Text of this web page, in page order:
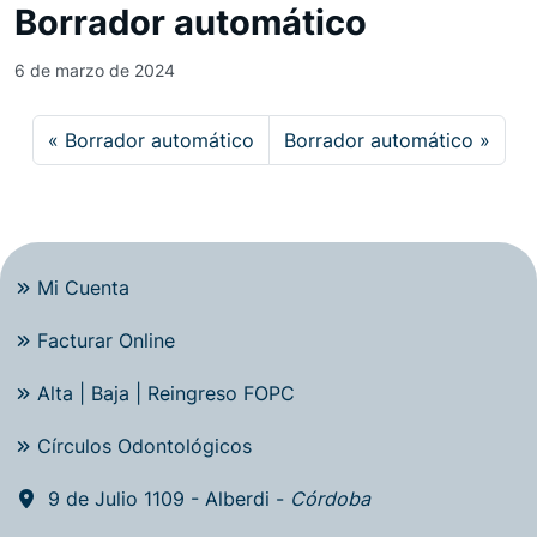
Borrador automático
6 de marzo de 2024
Borrador automático Borrador automático
Mi Cuenta
Facturar Online
Alta | Baja | Reingreso FOPC
Círculos Odontológicos
9 de Julio 1109 - Alberdi - Córdoba